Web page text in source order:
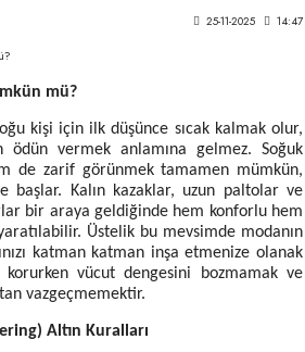
25-11-2025 14:47
mü?
kişi için ilk düşünce sıcak kalmak olur,
ödün vermek anlamına gelmez. Soğuk
de zarif görünmek tamamen mümkün,
başlar. Kalın kazaklar, uzun paltolar ve
bir araya geldiğinde hem konforlu hem
Üstelik bu mevsimde modanın
katman katman inşa etmenize olanak
korurken vücut dengesini bozmamak ve
vazgeçmemektir.
Altın Kuralları